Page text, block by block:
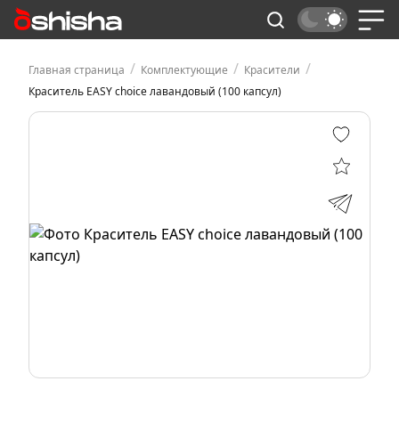
Главная страница / Комплектующие / Красители /
Краситель EASY choice лавандовый (100 капсул)